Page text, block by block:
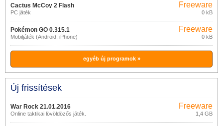
Cactus McCoy 2 Flash
PC játék
Freeware
0 kB
Pokémon GO 0.315.1
Mobiljáték (Android, iPhone)
Freeware
0 kB
egyéb új programok »
Új frissítések
War Rock 21.01.2016
Online taktikai lövöldözős játék.
Freeware
1,4 GB